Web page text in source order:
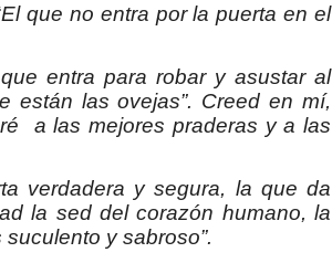
El que no entra por la puerta en el
entra para robar y asustar al
están las ovejas”. Creed en mí,
a las mejores praderas y a las
verdadera y segura, la que da
la sed del corazón humano, la
y sabroso”.